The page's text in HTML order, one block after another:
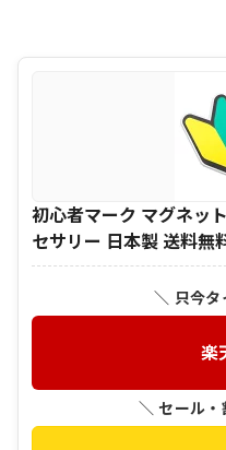
初心者マーク マグネッ
セサリー 日本製 送料無
＼ 只今タ
楽
＼ セール